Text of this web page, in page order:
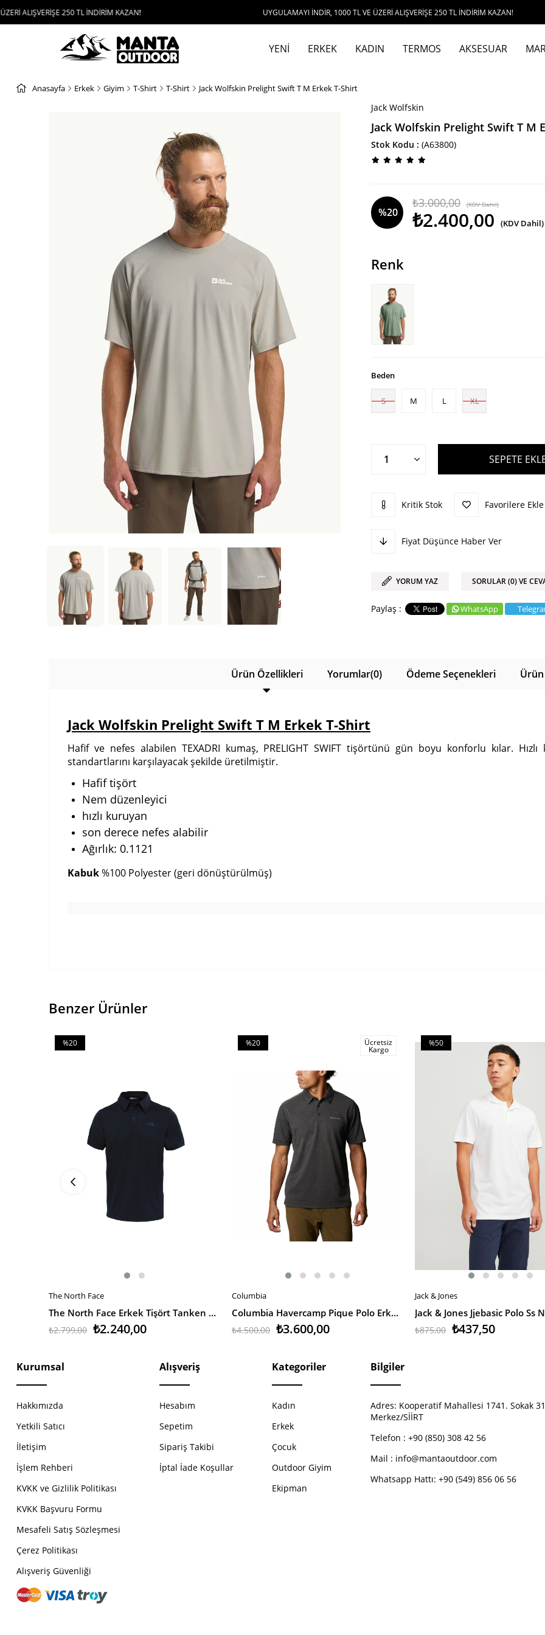
250 TL İNDİRİM KAZAN! UYGULAMAYI İNDİR, 1000 TL VE ÜZERİ ALIŞVERİŞE 250 TL İNDİRİM KAZAN!
YENİ ERKEK KADIN TERMOS AKSESUAR
Anasayfa Erkek Giyim T-Shirt T-Shirt Jack Wolfskin Prelight Swift T M Erkek T-Shirt
Jack Wolfskin
Jack Wolfskin Prelight Swift T M
Stok Kodu (A63800)
%20
₺3.000,00 (KDV Dahil)
₺2.400,00 (KDV Dahil)
Renk
Beden
S M L XL
Kritik Stok Favorilere Ekle
Fiyat Düşünce Haber Ver
YORUM YAZ SORULAR (0) VE
WhatsApp
Ürün Özellikleri Yorumlar(0) Ödeme Seçenekleri
Jack Wolfskin Prelight Swift T M Erkek T-Shirt
Hafif ve nefes alabilen TEXADRI kumaş, PRELIGHT SWIFT tişörtünü gün boyu konforlu kılar.
standartlarını karşılayacak şekilde üretilmiştir.
Hafif tişört
Nem düzenleyici
hızlı kuruyan
son derece nefes alabilir
Ağırlık: 0.1121
Kabuk%100 Polyester (geri dönüştürülmüş)
Benzer Ürünler
SEPETE EKLE
%20
The North Face
The North Face Erkek Tişört Tanken Polo - Eu
₺2.240,00
₺2.799,00
SEPETE EKLE
%20
Ücretsiz
Kargo
Columbia
Columbia Havercamp Pique Polo Erkek T-Shirt
₺3.600,00
₺4.500,00
SEPETE EKLE
%50
Jack & Jones
₺437,50
₺875,00
Kurumsal
Hakkımızda
Yetkili Satıcı
İletişim
İşlem Rehberi
KVKK ve Gizlilik Politikası
KVKK Başvuru Formu
Mesafeli Satış Sözleşmesi
Çerez Politikası
Alışveriş Güvenliği
Alışveriş
Hesabım
Sepetim
Sipariş Takibi
İptal İade Koşullar
Kategoriler
Kadın
Erkek
Çocuk
Outdoor Giyim
Ekipman
Bilgiler
Adres: Kooperatif Mahallesi 1741. Sokak
Merkez/SİİRT
Telefon : +90 (850) 308 42 56
Mail : info@mantaoutdoor.com
Whatsapp Hattı: +90 (549) 856 06 56